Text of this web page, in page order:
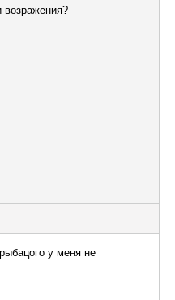
возражения?
у меня не